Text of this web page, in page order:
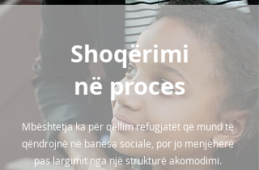
Shoqërimi
në proces
Mbështetja ka për qëllim refugjatët që mund të
qëndrojnë në banesa sociale, por jo menjëherë
pas largimit nga një strukturë akomodimi.